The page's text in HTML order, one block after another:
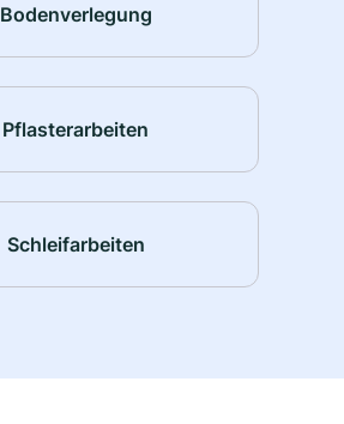
Bodenverlegung
Pflasterarbeiten
Schleifarbeiten